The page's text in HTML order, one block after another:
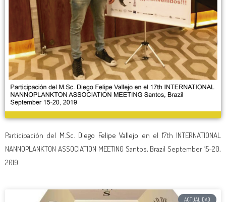
Participación del M.Sc. Diego Felipe Vallejo en el 17th INTERNATIONAL
NANNOPLANKTON ASSOCIATION MEETING Santos, Brazil September 15-20,
2019
ACTUALIDAD